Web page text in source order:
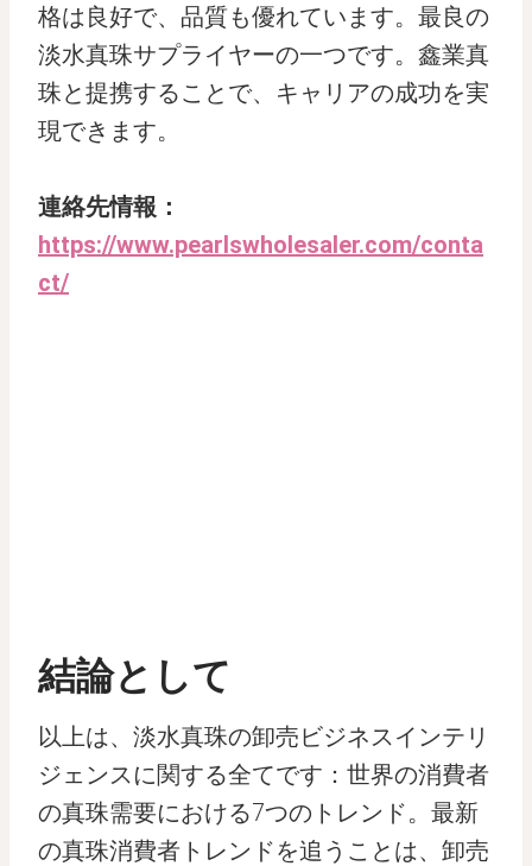
格は良好で、品質も優れています。最良の
淡水真珠サプライヤーの一つです。鑫業真
珠と提携することで、キャリアの成功を実
現できます。
連絡先情報：
https://www.pearlswholesaler.com/conta
ct/
結論として
以上は、淡水真珠の卸売ビジネスインテリ
ジェンスに関する全てです：世界の消費者
の真珠需要における7つのトレンド。最新
の真珠消費者トレンドを追うことは、卸売